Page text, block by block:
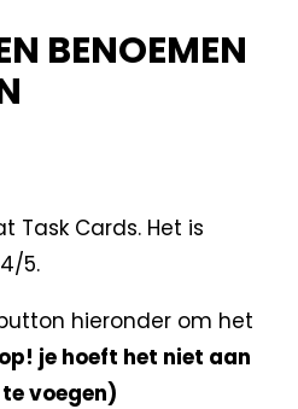
BENOEMEN
Task Cards. Het is
5.
hieronder om het
je hoeft het niet aan
voegen)